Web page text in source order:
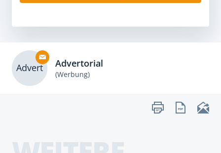
Advert Advertorial
(Werbung)